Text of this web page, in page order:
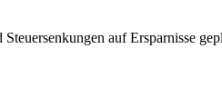
auf Ersparnisse